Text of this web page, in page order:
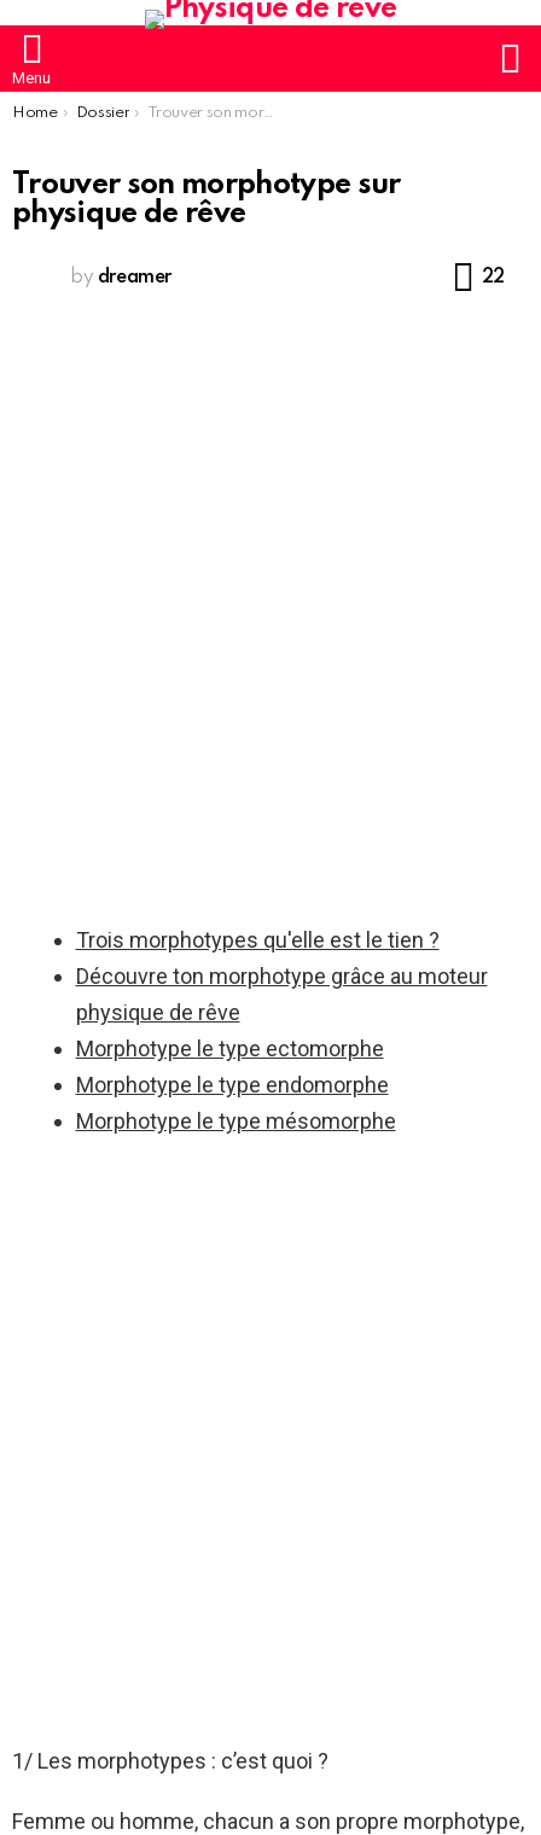
Menu
You are here:
Home Dossier Trouver son morphotype sur physique de rêve
Trouver son morphotype sur
physique de rêve
by dreamer 22
Trois morphotypes qu'elle est le tien ?
Découvre ton morphotype grâce au moteur
physique de rêve
Morphotype le type ectomorphe
Morphotype le type endomorphe
Morphotype le type mésomorphe
1/ Les morphotypes : c’est quoi ?
Femme ou homme, chacun a son propre morphotype,